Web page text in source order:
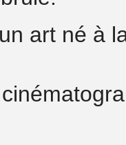
art né à